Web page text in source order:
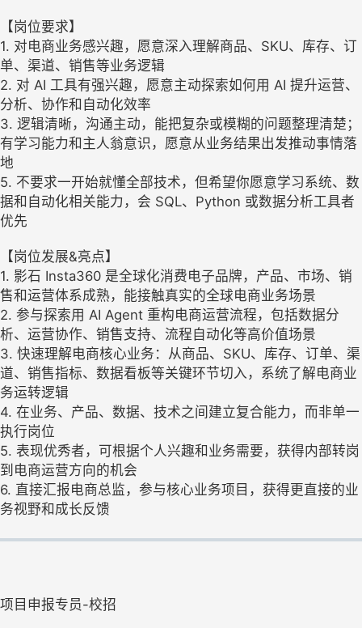
【岗位要求】
1. 对电商业务感兴趣，愿意深入理解商品、SKU、库存、订
单、渠道、销售等业务逻辑
2. 对 AI 工具有强兴趣，愿意主动探索如何用 AI 提升运营、
分析、协作和自动化效率
3. 逻辑清晰，沟通主动，能把复杂或模糊的问题整理清楚；
有学习能力和主人翁意识，愿意从业务结果出发推动事情落
地
5. 不要求一开始就懂全部技术，但希望你愿意学习系统、数
据和自动化相关能力，会 SQL、Python 或数据分析工具者
优先
【岗位发展&亮点】
1. 影石 Insta360 是全球化消费电子品牌，产品、市场、销
售和运营体系成熟，能接触真实的全球电商业务场景
2. 参与探索用 AI Agent 重构电商运营流程，包括数据分
析、运营协作、销售支持、流程自动化等高价值场景
3. 快速理解电商核心业务：从商品、SKU、库存、订单、渠
道、销售指标、数据看板等关键环节切入，系统了解电商业
务运转逻辑
4. 在业务、产品、数据、技术之间建立复合能力，而非单一
执行岗位
5. 表现优秀者，可根据个人兴趣和业务需要，获得内部转岗
到电商运营方向的机会
6. 直接汇报电商总监，参与核心业务项目，获得更直接的业
务视野和成长反馈
项目申报专员-校招